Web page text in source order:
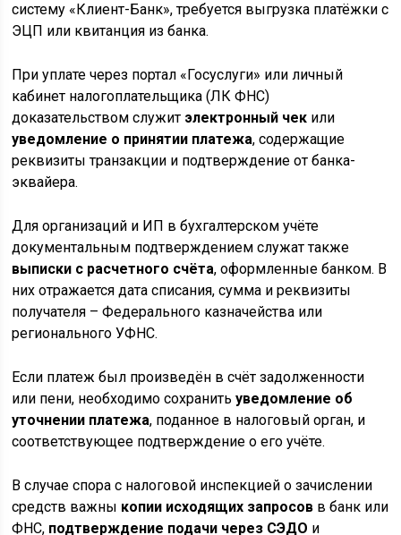
систему «Клиент-Банк», требуется выгрузка платёжки с
ЭЦП или квитанция из банка.
При уплате через портал «Госуслуги» или личный
кабинет налогоплательщика (ЛК ФНС)
доказательством служит электронный чек или
уведомление о принятии платежа, содержащие
реквизиты транзакции и подтверждение от банка-
эквайера.
Для организаций и ИП в бухгалтерском учёте
документальным подтверждением служат также
выписки с расчетного счёта, оформленные банком. В
них отражается дата списания, сумма и реквизиты
получателя – Федерального казначейства или
регионального УФНС.
Если платеж был произведён в счёт задолженности
или пени, необходимо сохранитьуведомление об
уточнении платежа, поданное в налоговый орган, и
соответствующее подтверждение о его учёте.
В случае спора с налоговой инспекцией о зачислении
средств важны копии исходящих запросов в банк или
ФНС, подтверждение подачи через СЭДО и